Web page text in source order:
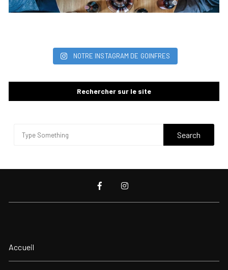
NOTRE INSTAGRAM DE GOINFRES
Rechercher sur le site
Accueil